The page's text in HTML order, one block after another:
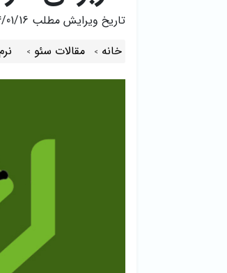
تاریخ ویرایش مطلب 01/16
خانه
مقالات سئو